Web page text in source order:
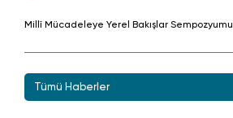
Millî Mücadeleye Yerel Bakışlar Sempozyumu
Tümü Haberler